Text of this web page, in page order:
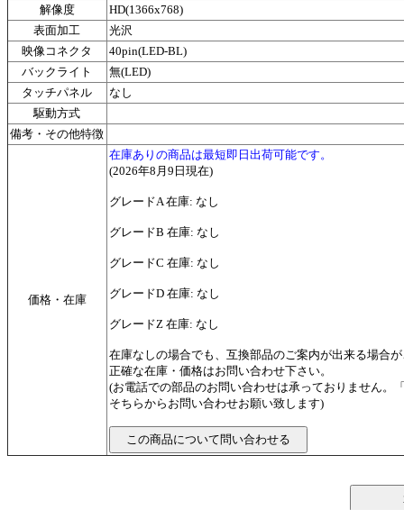
解像度
HD(1366x768)
表面加工
光沢
映像コネクタ
40pin(LED-BL)
バックライト
無(LED)
タッチパネル
なし
駆動方式
備考・その他特徴
価格・在庫
在庫ありの商品は最短即日出荷可能です。
(2026年8月9日現在)
グレードA 在庫: なし
グレードB 在庫: なし
グレードC 在庫: なし
グレードD 在庫: なし
グレードZ 在庫: なし
在庫なしの場合でも、互換部品のご案内が出来る場合
正確な在庫・価格はお問い合わせ下さい。
(お電話での部品のお問い合わせは承っておりません。
そちらからお問い合わせお願い致します)